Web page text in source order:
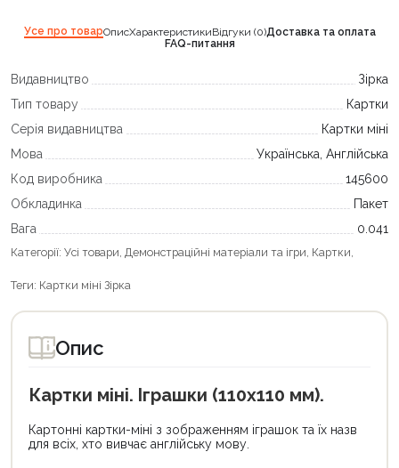
Усе про товарОписХарактеристикиВідгуки (0)Доставка та оплата
FAQ-питання
Видавництво
Зірка
Тип товару
Картки
Серія видавництва
Картки міні
Мова
Українська, Англійська
Код виробника
145600
Обкладинка
Пакет
Вага
0.041
Категорії: Усі товари, Демонстраційні матеріали та ігри, Картки,
Теги: Картки міні Зірка
Опис
Картки міні. Іграшки (110х110 мм).
Картонні картки-міні з зображенням іграшок та їх назв
для всіх, хто вивчає англійську мову.